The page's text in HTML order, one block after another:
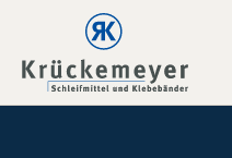
Skip to main navigation
Skip to main content
Skip to page footer